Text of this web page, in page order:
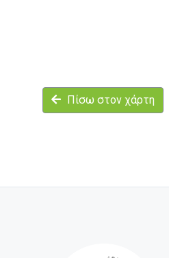
Πίσω στον χάρτη